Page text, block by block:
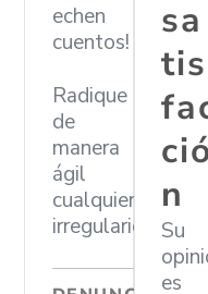
echen
cuentos!
Radique
de
manera
ágil
cualquier
irregularidad
sa
tis
n
Su
es